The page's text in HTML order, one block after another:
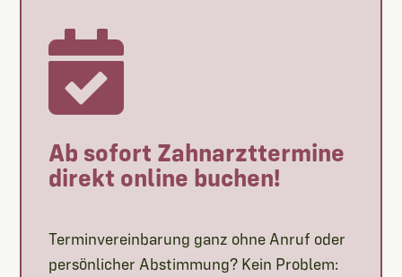

Ab sofort Zahnarzttermine
direkt online buchen!
Terminvereinbarung ganz ohne Anruf oder
persönlicher Abstimmung? Kein Problem: